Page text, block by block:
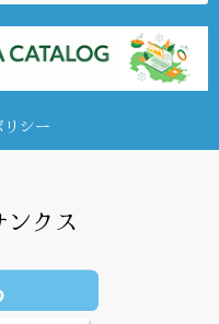
シー
ンクス